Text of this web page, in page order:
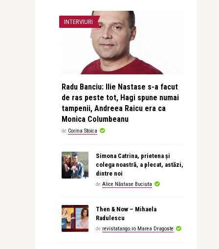
INTERVIURI
Radu Banciu: Ilie Nastase s-a facut
de ras peste tot, Hagi spune numai
tampenii, Andreea Raicu era ca
Monica Columbeanu
de Corina Stoica
Simona Catrina, prietena și
colega noastră, a plecat, astăzi,
dintre noi
de Alice Năstase Buciuta
Then & Now – Mihaela
Radulescu
de revistatango.ro Marea Dragoste